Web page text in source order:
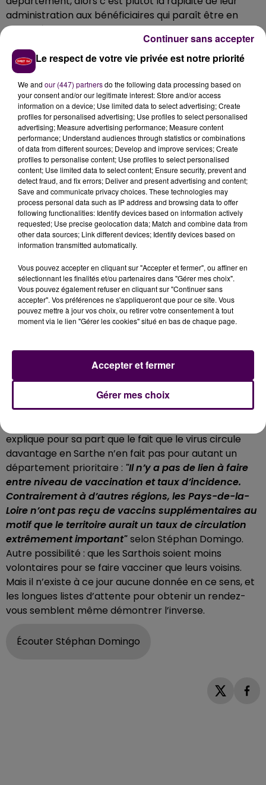
administration aux bénéficiaires qui paraît être en
cause : à ce jour, 86 500 Sarthois ont reçu leur
première injection, ce qui est plus que les 61 200
Mayennais traités, maispresque deux fois moins que
les 162 200 personnes qui y ont eu droit en Maine-
et-Loire.
"PAS DE LIEN ENTRE NIVEAU DE VACCINATION ET
TAUX D’INCIDENCE"
explique pour sa part que le fait que le virus circule
davantage en Sarthe n’en fait pas pour autant un
département prioritaire : "Il n’y a pas de lien à faire
entre niveau de vaccination et taux d’incidence.
Contrairement à d’autres régions, les Pays-de-la-
Loire n’ont pas reçu de vaccins supplémentaires au
motif que le territoire aurait un taux de circulation
extrêmement important" selon Stéphan Domingo.
Autre possibilité : que les Sarthois soient moins
volontaires pour se faire vacciner que leurs voisins.
Mais il n’existe à ce jour aucune donnée en ce sens, et
les longues listes d’attente pour obtenir un rendez-
vous semblent même démontrer l’inverse.
Écouter Stéphan Domingo
Le respect de votre vie privée est notre priorité
We and our (447) partnersdo the following data processing based on
your consent and/or our legitimate interest: Store and/or access
information on a device; Use limited data to select advertising; Create
profiles for personalised advertising; Use profiles to select personalised
advertising; Measure advertising performance; Measure content
performance; Understand audiences through statistics or combinations
of data from different sources; Develop and improve services; Create
profiles to personalise content; Use profiles to select personalised
content; Use limited data to select content; Ensure security, prevent and
detect fraud, and fix errors; Deliver and present advertising and content;
Save and communicate privacy choices. These technologies may
process personal data such as IP address and browsing data to offer
following functionalities: Identify devices based on information actively
requested; Use precise geolocation data; Match and combine data from
other data sources; Link different devices; Identify devices based on
information transmitted automatically.
Vous pouvez accepter en cliquant sur "Accepter et fermer", ou affiner en
sélectionnant les finalités et/ou partenaires dans "Gérer mes choix".
Vous pouvez également refuser en cliquant sur "Continuer sans
accepter". Vos préférences ne s'appliqueront que pour ce site. Vous
pouvez mettre à jour vos choix, ou retirer votre consentement à tout
moment via le lien "Gérer les cookies" situé en bas de chaque page.
Gérer mes choix
Accepter et fermer
Continuer sans accepter